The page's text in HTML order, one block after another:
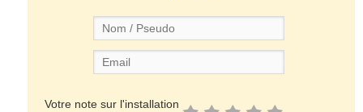
Votre note sur l'installation